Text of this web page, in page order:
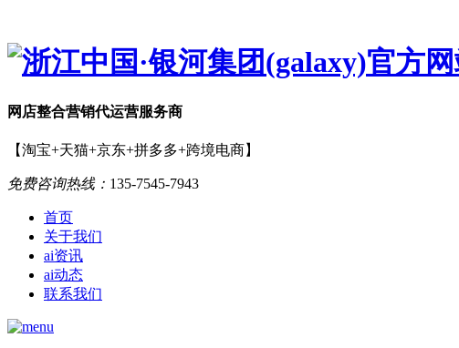
网店整合营销代运营服务商
【淘宝+天猫+京东+拼多多+跨境电商】
免费咨询热线： 135-7545-7943
首页
关于我们
ai资讯
ai动态
联系我们